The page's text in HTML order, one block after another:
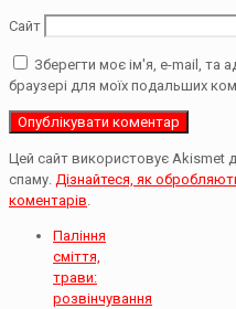
Сайт
Зберегти моє ім'я, e-mail, та
браузері для моїх подальших
Цей сайт використовує Akismet
спаму. Дізнайтеся, як
коментарів
Паління
сміття,
трави:
розвінчування